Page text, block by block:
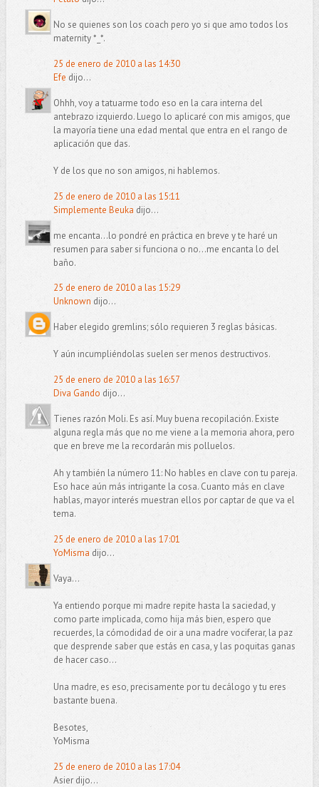
No se quienes son los coach pero yo si que amo todos los
maternity *_*.
25 de enero de 2010 a las 14:30
Efe dijo...
Ohhh, voy a tatuarme todo eso en la cara interna del
antebrazo izquierdo. Luego lo aplicaré con mis amigos, que
la mayoría tiene una edad mental que entra en el rango de
aplicación que das.
Y de los que no son amigos, ni hablemos.
25 de enero de 2010 a las 15:11
Simplemente Beuka dijo...
me encanta...lo pondré en práctica en breve y te haré un
resumen para saber si funciona o no...me encanta lo del
baño.
25 de enero de 2010 a las 15:29
Unknown dijo...
Haber elegido gremlins; sólo requieren 3 reglas básicas.
Y aún incumpliéndolas suelen ser menos destructivos.
25 de enero de 2010 a las 16:57
Diva Gando dijo...
Tienes razón Moli. Es así. Muy buena recopilación. Existe
alguna regla más que no me viene a la memoria ahora, pero
que en breve me la recordarán mis polluelos.
Ah y también la número 11: No hables en clave con tu pareja.
Eso hace aún más intrigante la cosa. Cuanto más en clave
hablas, mayor interés muestran ellos por captar de que va el
tema.
25 de enero de 2010 a las 17:01
YoMisma dijo...
Vaya...
Ya entiendo porque mi madre repite hasta la saciedad, y
como parte implicada, como hija más bien, espero que
recuerdes, la cómodidad de oir a una madre vociferar, la paz
que desprende saber que estás en casa, y las poquitas ganas
de hacer caso...
Una madre, es eso, precisamente por tu decálogo y tu eres
bastante buena.
Besotes,
YoMisma
25 de enero de 2010 a las 17:04
Asier dijo...